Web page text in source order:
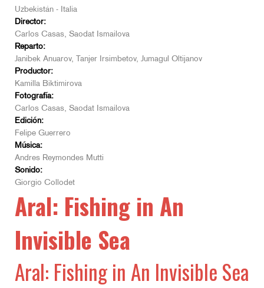
Uzbekistán - Italia
Director:
Carlos Casas, Saodat Ismailova
Reparto:
Janibek Anuarov, Tanjer Irsimbetov, Jumagul Oltijanov
Productor:
Kamilla Biktimirova
Fotografía:
Carlos Casas, Saodat Ismailova
Edición:
Felipe Guerrero
Música:
Andres Reymondes Mutti
Sonido:
Giorgio Collodet
Aral: Fishing in An
Invisible Sea
Aral: Fishing in An Invisible Sea